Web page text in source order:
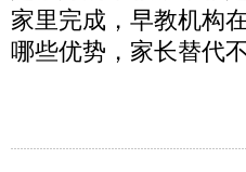
家里完成，早教机构
哪些优势，家长替代